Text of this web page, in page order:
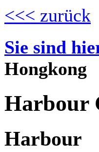
<<< zurück
Sie sind
Hongkong
Harbour